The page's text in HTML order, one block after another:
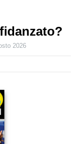
2026